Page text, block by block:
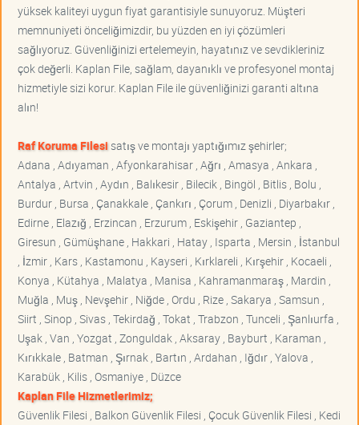
yüksek kaliteyi uygun fiyat garantisiyle sunuyoruz. Müşteri
memnuniyeti önceliğimizdir, bu yüzden en iyi çözümleri
sağlıyoruz. Güvenliğinizi ertelemeyin, hayatınız ve sevdikleriniz
çok değerli. Kaplan File, sağlam, dayanıklı ve profesyonel montaj
hizmetiyle sizi korur. Kaplan File ile güvenliğinizi garanti altına
alın!
Raf Koruma Filesisatış ve montajı yaptığımız şehirler;
Adana , Adıyaman , Afyonkarahisar , Ağrı , Amasya , Ankara ,
Antalya , Artvin , Aydın , Balıkesir , Bilecik , Bingöl , Bitlis , Bolu ,
Burdur , Bursa , Çanakkale , Çankırı , Çorum , Denizli , Diyarbakır ,
Edirne , Elazığ , Erzincan , Erzurum , Eskişehir , Gaziantep ,
Giresun , Gümüşhane , Hakkari , Hatay , Isparta , Mersin , İstanbul
, İzmir , Kars , Kastamonu , Kayseri , Kırklareli , Kırşehir , Kocaeli ,
Konya , Kütahya , Malatya , Manisa , Kahramanmaraş , Mardin ,
Muğla , Muş , Nevşehir , Niğde , Ordu , Rize , Sakarya , Samsun ,
Siirt , Sinop , Sivas , Tekirdağ , Tokat , Trabzon , Tunceli , Şanlıurfa ,
Uşak , Van , Yozgat , Zonguldak , Aksaray , Bayburt , Karaman ,
Kırıkkale , Batman , Şırnak , Bartın , Ardahan , Iğdır , Yalova ,
Karabük , Kilis , Osmaniye , Düzce
Kaplan File Hizmetlerimiz;
Güvenlik Filesi , Balkon Güvenlik Filesi , Çocuk Güvenlik Filesi , Kedi